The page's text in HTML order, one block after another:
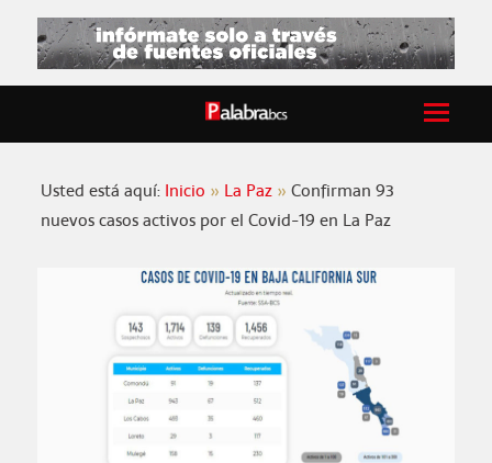
Usted está aquí: Inicio La Paz
Confirman 93
nuevos casos activos por el Covid-19 en La Paz